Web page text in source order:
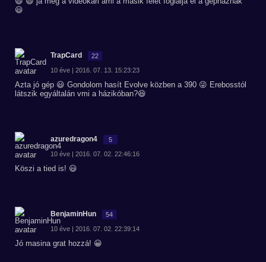
😃
TrapCard 22
10 éve | 2016. 07. 13. 15:23:23
Azta jó gép 😃 Gondolom hasít Evolve közben a 390 😜 Erebosstól
látszik egyáltalán vmi a házikóban?😆
azuredragon4 5
10 éve | 2016. 07. 02. 22:46:16
Köszi a tied is! 😃
BenjaminHun 54
10 éve | 2016. 07. 02. 22:39:14
Jó masina grat hozzá! 😀